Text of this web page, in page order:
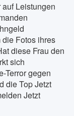
Leistungen
Fotos ihres
diese Frau den
sich
Terror gegen
die Top Jetzt
Jetzt